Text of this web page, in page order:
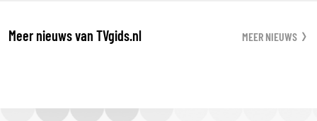
Meer nieuws van TVgids.nl MEER NIEUWS